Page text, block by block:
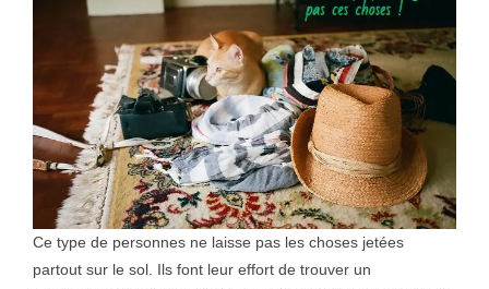
Ce type de personnes ne laisse pas les choses jetées
partout sur le sol. Ils font leur effort de trouver un